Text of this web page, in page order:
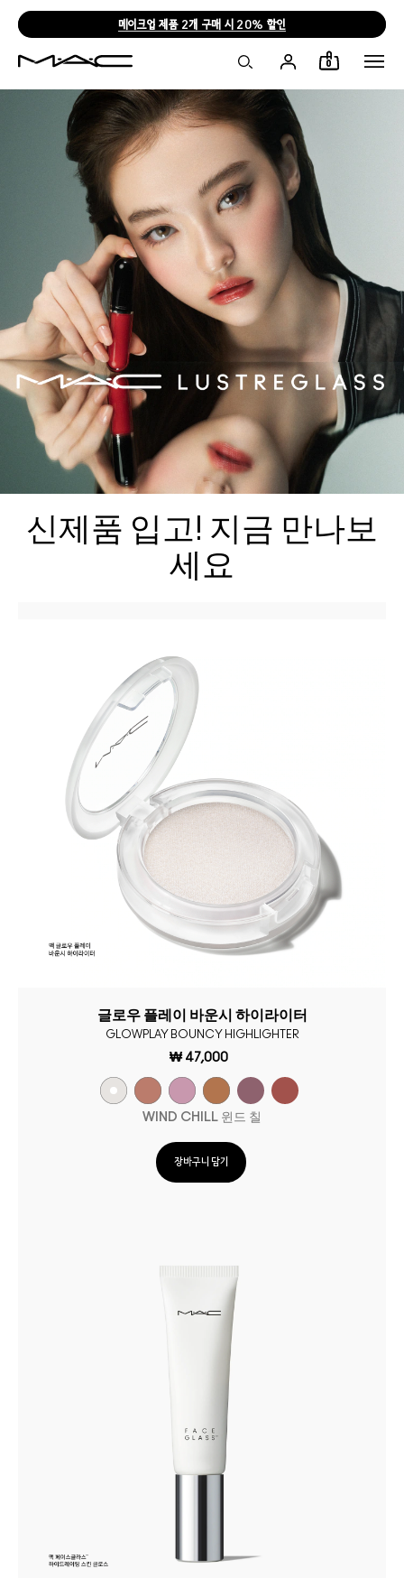
메이크업 제품 2개 구매 시 20% 할인
0
신제품 입고! 지금 만나보
세요
글로우 플레이 바운시 하이라이터
GLOWPLAY BOUNCY HIGHLIGHTER
₩ 47,000
WIND CHILL 윈드 칠
장바구니 담기